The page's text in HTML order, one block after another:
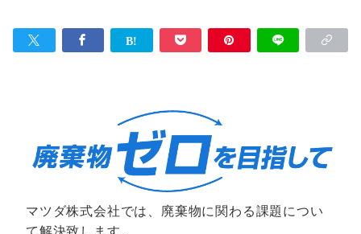
マツダ株式会社では、廃棄物に関わる課題につい
て解決致します。